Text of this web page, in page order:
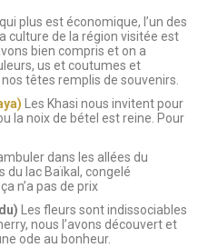
plus est économique, l’un des
culture de la région visitée est
bien compris et on a
us et coutumes et
têtes remplis de souvenirs.
Les Khasi nous invitent pour
la noix de bétel est reine. Pour
dans les allées du
du lac Baïkal, congelé
n’a pas de prix
Les fleurs sont indissociables
nous l’avons découvert et
ode au bonheur.